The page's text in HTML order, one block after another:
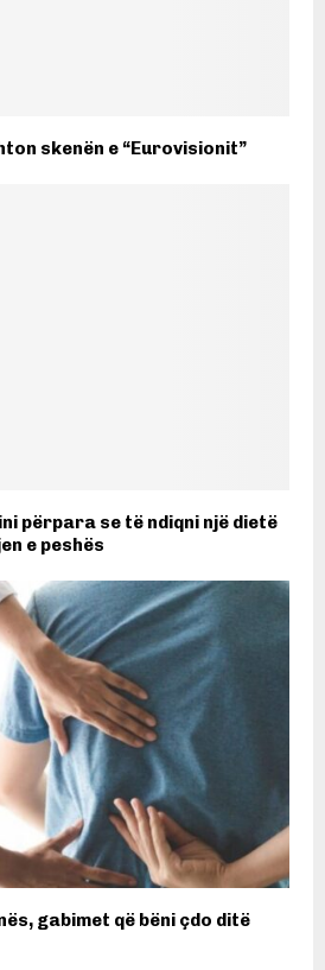
skenën e “Eurovisionit”
përpara se të ndiqni një dietë
e peshës
gabimet që bëni çdo ditë